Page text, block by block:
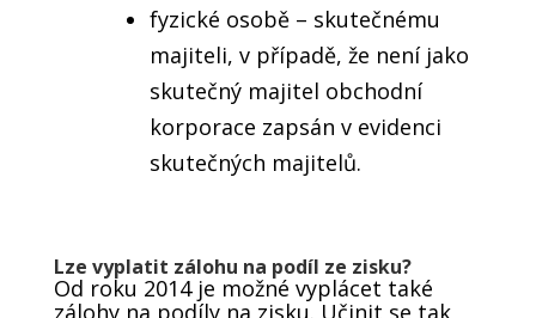
fyzické osobě – skutečnému
majiteli, v případě, že není jako
skutečný majitel obchodní
korporace zapsán v evidenci
skutečných majitelů.
Lze vyplatit zálohu na podíl ze zisku?
Od roku 2014 je možné vyplácet také